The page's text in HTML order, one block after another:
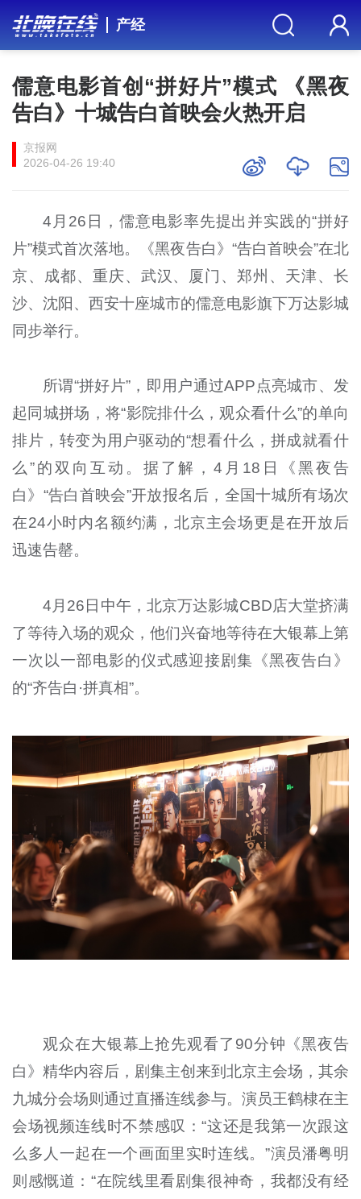
产经
儒意电影首创“拼好片”模式 《黑夜
告白》十城告白首映会火热开启
京报网
2026-04-26 19:40
4月26日，儒意电影率先提出并实践的“拼好
片”模式首次落地。《黑夜告白》“告白首映会”在北
京、成都、重庆、武汉、厦门、郑州、天津、长
沙、沈阳、西安十座城市的儒意电影旗下万达影城
同步举行。
所谓“拼好片”，即用户通过APP点亮城市、发
起同城拼场，将“影院排什么，观众看什么”的单向
排片，转变为用户驱动的“想看什么，拼成就看什
么”的双向互动。据了解，4月18日《黑夜告
白》“告白首映会”开放报名后，全国十城所有场次
在24小时内名额约满，北京主会场更是在开放后
迅速告罄。
4月26日中午，北京万达影城CBD店大堂挤满
了等待入场的观众，他们兴奋地等待在大银幕上第
一次以一部电影的仪式感迎接剧集《黑夜告白》
的“齐告白·拼真相”。
观众在大银幕上抢先观看了90分钟《黑夜告
白》精华内容后，剧集主创来到北京主会场，其余
九城分会场则通过直播连线参与。演员王鹤棣在主
会场视频连线时不禁感叹：“这还是我第一次跟这
么多人一起在一个画面里实时连线。”演员潘粤明
则感慨道：“在院线里看剧集很神奇，我都没有经